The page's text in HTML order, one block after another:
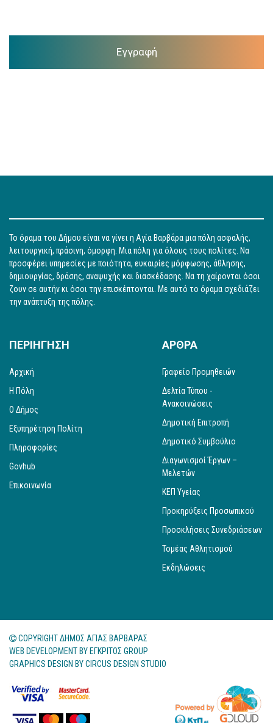
Εγγραφή
Το όραμα του Δήμου είναι να γίνει η Αγία Βαρβάρα μια πόλη ασφαλής,
λειτουργική, πράσινη, όμορφη. Μια πόλη για όλους τους πολίτες. Να
προσφέρει υπηρεσίες με ποιότητα, ευκαιρίες μόρφωσης, άθλησης,
δημιουργίας, δράσης, αναψυχής και διασκέδασης. Να τη χαίρονται όσοι
ζουν σε αυτήν κι όσοι την επισκέπτονται. Με αυτό το όραμα σχεδιάζει
την ανάπτυξη της πόλης.
ΠΕΡΙΗΓΗΣΗ
Αρχική
Η Πόλη
Ο Δήμος
Εξυπηρέτηση Πολίτη
Πληροφορίες
Govhub
Επικοινωνία
ΑΡΘΡΑ
Γραφείο Προμηθειών
Δελτία Τύπου -
Ανακοινώσεις
Δημοτική Επιτροπή
Δημοτικό Συμβούλιο
Διαγωνισμοί Έργων –
Μελετών
ΚΕΠ Υγείας
Προκηρύξεις Προσωπικού
Προσκλήσεις Συνεδριάσεων
Τομέας Αθλητισμού
Εκδηλώσεις
COPYRIGHT ΔΗΜΟΣ ΑΓΙΑΣ ΒΑΡΒΑΡΑΣ
WEB DEVELOPMENT BY ΕΓΚΡΙΤΟΣ GROUP
GRAPHICS DESIGN BYCIRCUS DESIGN STUDIO